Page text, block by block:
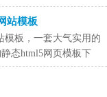
站模板
模板，一套大气实用的
态html5网页模板下